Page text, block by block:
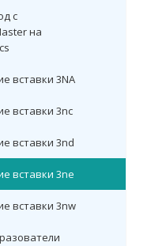
с
на
вставки 3NA
вставки 3nc
вставки 3nd
вставки 3ne
вставки 3nw